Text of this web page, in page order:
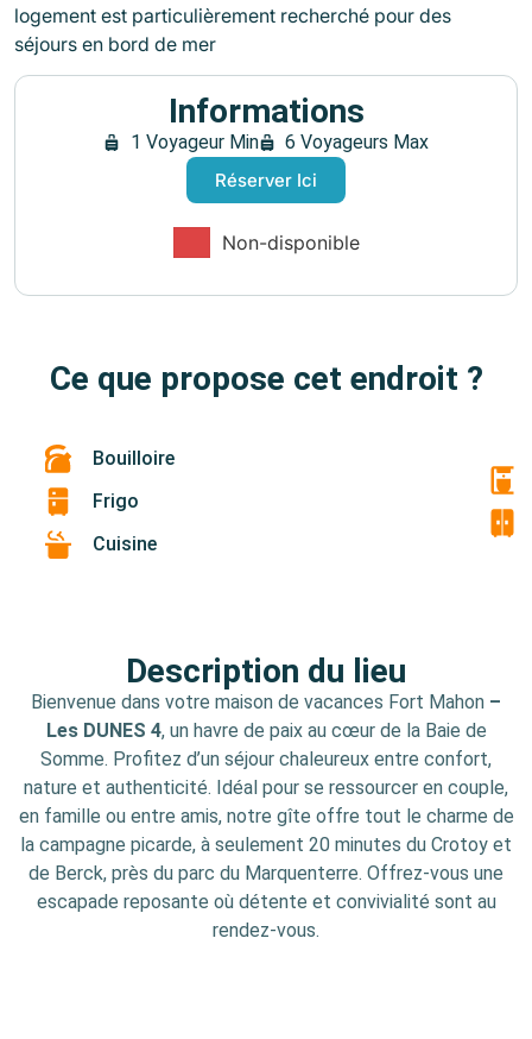
logement est particulièrement recherché pour des
séjours en bord de mer
Informations
1 Voyageur Min
6 Voyageurs Max
Réserver Ici
Non-disponible
Ce que propose cet endroit ?
Bouilloire
Frigo
Cuisine
Description du lieu
Bienvenue dans votre maison de vacances Fort Mahon –
Les DUNES 4, un havre de paix au cœur de la Baie de
Somme. Profitez d’un séjour chaleureux entre confort,
nature et authenticité. Idéal pour se ressourcer en couple,
en famille ou entre amis, notre gîte offre tout le charme de
la campagne picarde, à seulement 20 minutes du Crotoy et
de Berck, près du parc du Marquenterre. Offrez-vous une
escapade reposante où détente et convivialité sont au
rendez-vous.